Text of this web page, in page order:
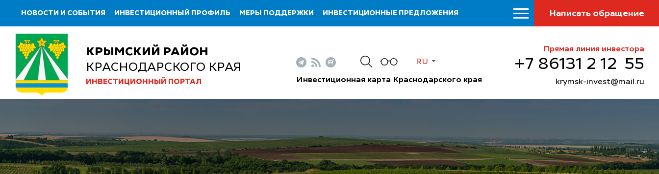
НОВОСТИ И СОБЫТИЯ ИНВЕСТИЦИОННЫЙ ПРОФИЛЬ МЕРЫ ПОДДЕРЖКИ ИНВЕСТИЦИОННЫЕ ПРЕДЛОЖЕНИЯ Написать обращение
КРЫМСКИЙ РАЙОН
КРАСНОДАРСКОГО КРАЯ
ИНВЕСТИЦИОННЫЙ ПОРТАЛ
RU
Инвестиционная карта Краснодарского края
Прямая линия инвестора
+7 86131 2 12 55
krymsk-invest@mail.ru